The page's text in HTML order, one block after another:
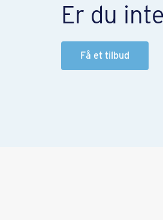
Er du
Få et tilbud